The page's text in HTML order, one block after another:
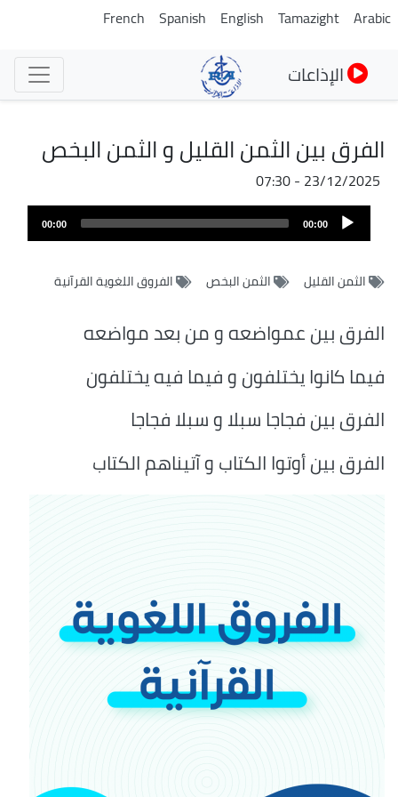
تجاوز
Arabic
Tamazight
English
Spanish
French
الإذاعات
الفرق بين الثمن القليل و الثمن البخص
23/12/2025 - 07:30
ملف
الصوت
Audio
Player
00:00
00:00
الثمن القليل الثمن البخص الفروق اللغوية القرآنية
الفرق بين عمواضعه و من بعد مواضعه
فيما كانوا يختلفون و فيما فيه يختلفون
الفرق بين فجاجا سبلا و سبلا فجاجا
الفرق بين أوتوا الكتاب و آتيناهم الكتاب